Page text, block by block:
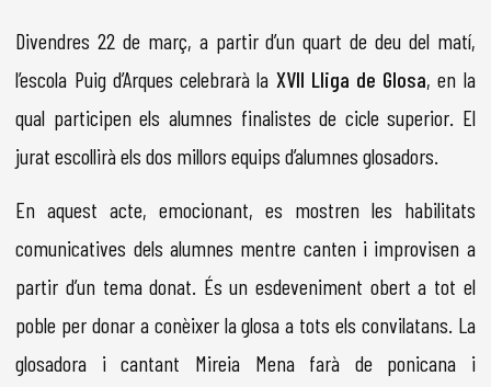
Divendres 22 de març, a partir d’un quart de deu del matí,
l’escola Puig d’Arques celebrarà la XVII Lliga de Glosa, en la
qual participen els alumnes finalistes de cicle superior. El
jurat escollirà els dos millors equips d’alumnes glosadors.
En aquest acte, emocionant, es mostren les habilitats
comunicatives dels alumnes mentre canten i improvisen a
partir d’un tema donat. És un esdeveniment obert a tot el
poble per donar a conèixer la glosa a tots els convilatans. La
glosadora i cantant Mireia Mena farà de ponicana i